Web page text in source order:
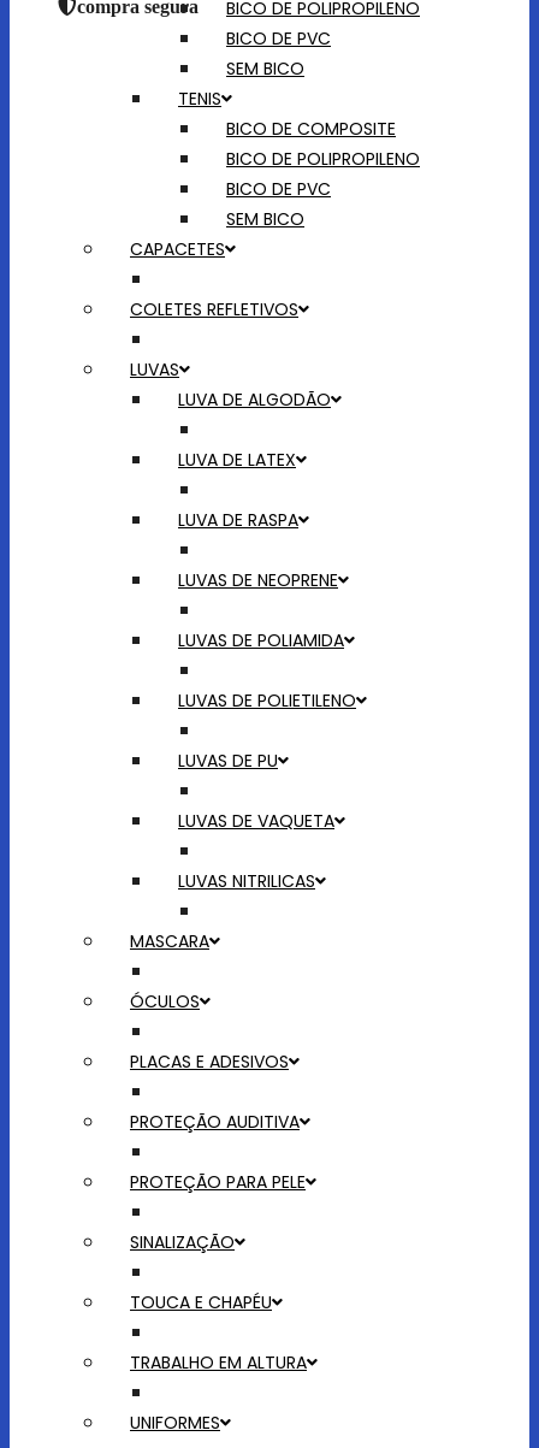
compra segura
BICO DE POLIPROPILENO
BICO DE PVC
SEM BICO
TENIS
BICO DE COMPOSITE
BICO DE POLIPROPILENO
BICO DE PVC
SEM BICO
CAPACETES
COLETES REFLETIVOS
LUVAS
LUVA DE ALGODÃO
LUVA DE LATEX
LUVA DE RASPA
LUVAS DE NEOPRENE
LUVAS DE POLIAMIDA
LUVAS DE POLIETILENO
LUVAS DE PU
LUVAS DE VAQUETA
LUVAS NITRILICAS
MASCARA
ÓCULOS
PLACAS E ADESIVOS
PROTEÇÃO AUDITIVA
PROTEÇÃO PARA PELE
SINALIZAÇÃO
TOUCA E CHAPÉU
TRABALHO EM ALTURA
UNIFORMES